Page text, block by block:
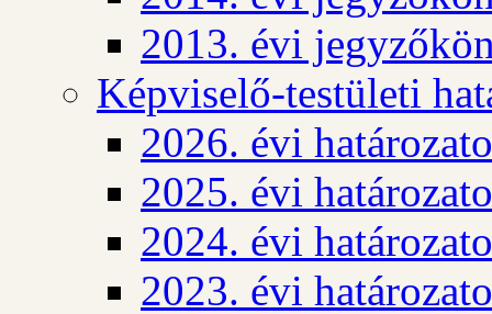
2013. évi
Képviselő-testületi
2026. évi
2025. évi
2024. évi
2023. évi